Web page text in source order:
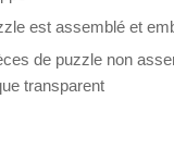
est assemblé et
de puzzle non
transparent